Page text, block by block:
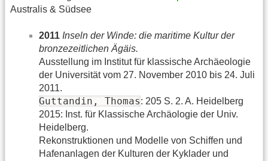
Australis & Südsee
2011 Inseln der Winde: die maritime Kultur der
bronzezeitlichen Ägäis.
Ausstellung im Institut für klassische Archäeologie
der Universität vom 27. November 2010 bis 24. Juli
2011.
Guttandin, Thomas: 205 S. 2. A. Heidelberg
2015: Inst. für Klassische Archäologie der Univ.
Heidelberg.
Rekonstruktionen und Modelle von Schiffen und
Hafenanlagen der Kulturen der Kyklader und